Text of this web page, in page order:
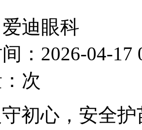
迪眼科
：2026-04-17
次
初心，安全